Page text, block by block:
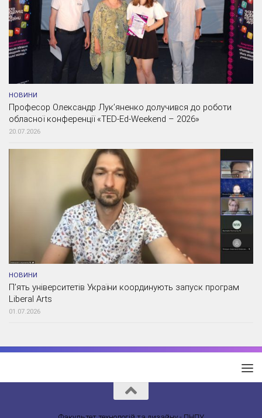
НОВИНИ
Професор Олександр Лук’яненко долучився до роботи
обласної конференції «TED-Ed-Weekend – 2026»
20.07.2026
НОВИНИ
П’ять університетів України координують запуск програм
Liberal Arts
01.07.2026